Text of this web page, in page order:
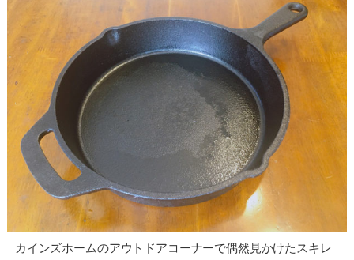
カインズホームのアウトドアコーナーで偶然見かけたスキレ